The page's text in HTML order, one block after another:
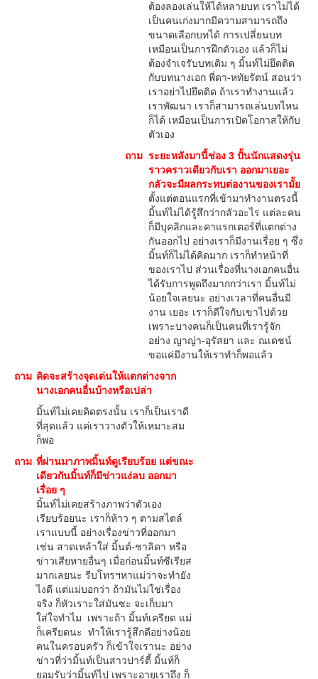
ต้องลองเล่นให้ได้หลายบท เราไม่ได้
เป็นคนเก่งมากมีความสามารถถึง
ขนาดเลือกบทได้ การเปลี่ยนบท
เหมือนเป็นการฝึกตัวเอง แล้วก็ไม่
ต้องจำเจรับบทเดิม ๆ มิ้นท์ไม่ยึดติด
กับบทนางเอก พี่ดา-หทัยรัตน์ สอนว่า
เราอย่าไปยึดติด ถ้าเราทำงานแล้ว
เราพัฒนา เราก็สามารถเล่นบทไหน
ก็ได้ เหมือนเป็นการเปิดโอกาสให้กับ
ตัวเอง
ถาม ระยะหลังมานี้ช่อง 3 ปั้นนักแสดงรุ่น
ราวคราวเดียวกับเรา ออกมาเยอะ
กลัวจะมีผลกระทบต่องานของเรามั้ย
ตั้งแต่ตอนแรกที่เข้ามาทำงานตรงนี้
มิ้นท์ไม่ได้รู้สึกว่ากลัวอะไร แต่ละคน
ก็มีบุคลิกและคาแรกเตอร์ที่แตกต่าง
กันออกไป อย่างเราก็มีงานเรื่อย ๆ ซึ่ง
มิ้นท์ก็ไม่ได้คิดมาก เราก็ทำหน้าที่
ของเราไป ส่วนเรื่องที่นางเอกคนอื่น
ได้รับการพูดถึงมากกว่าเรา มิ้นท์ไม่
น้อยใจเลยนะ อย่างเวลาที่คนอื่นมี
งาน เยอะ เราก็ดีใจกับเขาไปด้วย
เพราะบางคนก็เป็นคนที่เรารู้จัก
อย่าง ญาญ่า-อุรัสยา และ ณเดชน์
ขอแค่มีงานให้เราทำก็พอแล้ว
ถาม คิดจะสร้างจุดเด่นให้แตกต่างจาก
นางเอกคนอื่นบ้างหรือเปล่า
มิ้นท์ไม่เคยคิดตรงนั้น เราก็เป็นเราดี
ที่สุดแล้ว แค่เราวางตัวให้เหมาะสม
ก็พอ
ถาม ที่ผ่านมาภาพมิ้นท์ดูเรียบร้อย แต่ขณะ
เดียวกันมิ้นท์ก็มีข่าวแง่ลบ ออกมา
เรื่อย ๆ
มิ้นท์ไม่เคยสร้างภาพว่าตัวเอง
เรียบร้อยนะ เราก็ห้าว ๆ ตามสไตล์
เราแบบนี้ อย่างเรื่องข่าวที่ออกมา
เช่น สาดเหล้าใส่ มิ้นต์-ชาลิดา หรือ
ข่าวเสียหายอื่นๆ เมื่อก่อนมิ้นท์ซีเรียส
มากเลยนะ รีบโทรฯหาแม่ว่าจะทำยัง
ไงดี แต่แม่บอกว่า ถ้ามันไม่ใช่เรื่อง
จริง ก็หัวเราะใส่มันซะ จะเก็บมา
ใส่ใจทำไม เพราะถ้า มิ้นท์เครียด แม่
ก็เครียดนะ ทำให้เรารู้สึกดีอย่างน้อย
คนในครอบครัว ก็เข้าใจเรานะ อย่าง
ข่าวที่ว่ามิ้นท์เป็นสาวปาร์ตี้ มิ้นท์ก็
ยอมรับว่ามิ้นท์ไป เพราะอายุเราถึง ก็